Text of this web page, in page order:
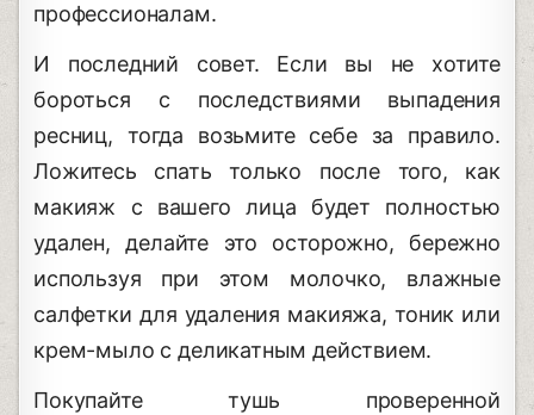
профессионалам.
И последний совет. Если вы не хотите
бороться с последствиями выпадения
ресниц, тогда возьмите себе за правило.
Ложитесь спать только после того, как
макияж с вашего лица будет полностью
удален, делайте это осторожно, бережно
используя при этом молочко, влажные
салфетки для удаления макияжа, тоник или
крем-мыло с деликатным действием.
Покупайте тушь проверенной